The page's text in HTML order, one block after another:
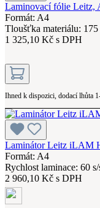
Laminovací fólie Leitz,
Formát: A4
Tloušťka materiálu:
1 325,10 Kč s DPH
Ihned k dispozici, dodací lhůta
Laminátor Leitz iLAM
Formát: A4
Rychlost laminace: 60
2 960,10 Kč s DPH